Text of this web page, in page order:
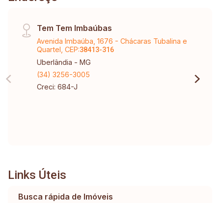
Tem Tem Imbaúbas
Avenida Imbaúba, 1676 - Chácaras Tubalina e
Quartel, CEP:38413-316
Uberlândia - MG
(34) 3256-3005
Creci: 684-J
Links Úteis
Busca rápida de Imóveis